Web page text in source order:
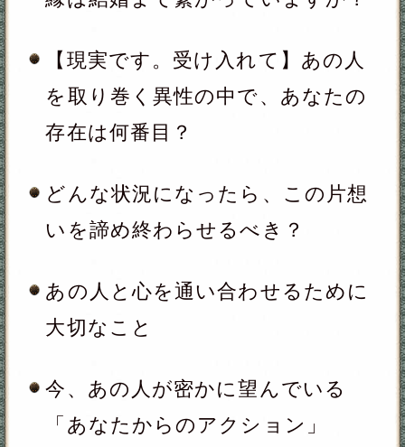
る出来事と生まれる変化
1年後の2人の未来と、あの人があ
なたに伝えている言葉
決断をするために重要なこと
あなたの想いを叶え幸せに導くハ
※みょうじとなまえは、それぞれ全角
7文字以内のひらがな をご使用下さい。